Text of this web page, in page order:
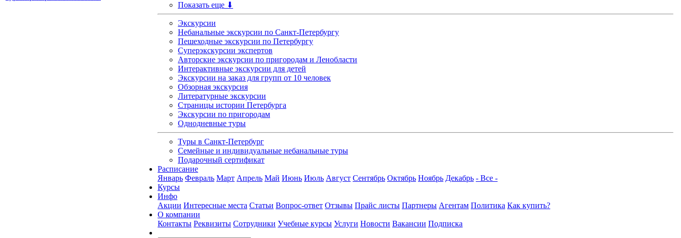
Показать еще ⬇
Экскурсии
Небанальные экскурсии по Санкт-Петербургу
Пешеходные экскурсии по Петербургу
Суперэкскурсии экспертов
Авторские экскурсии по пригородам и Ленобласти
Интерактивные экскурсии для детей
Экскурсии на заказ для групп от 10 человек
Обзорная экскурсия
Литературные экскурсии
Страницы истории Петербурга
Экскурсии по пригородам
Однодневные туры
Туры в Санкт-Петербург
Семейные и индивидуальные небанальные туры
Подарочный сертификат
Расписание
Январь Февраль Март Апрель Май Июнь Июль Август Сентябрь Октябрь Ноябрь Декабрь - Все -
Курсы
Инфо
Акции Интересные места Статьи Вопрос-ответ Отзывы Прайс листы Партнеры Агентам Политика Как купить?
О компании
Контакты Реквизиты Сотрудники Учебные курсы Услуги Новости Вакансии Подписка